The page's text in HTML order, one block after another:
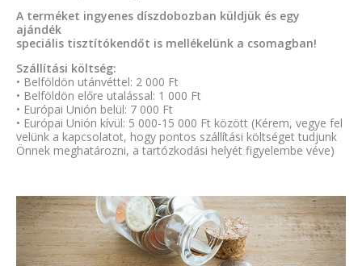
A terméket ingyenes díszdobozban küldjük és egy
ajándék
speciális tisztítókendőt is mellékelünk a csomagban!
Szállítási költség:
• Belföldön utánvéttel: 2 000 Ft
• Belföldön előre utalással: 1 000 Ft
• Európai Unión belül: 7 000 Ft
• Európai Unión kívül: 5 000-15 000 Ft között (Kérem, vegye fel
velünk a kapcsolatot, hogy pontos szállítási költséget tudjunk
Önnek meghatározni, a tartózkodási helyét figyelembe véve)